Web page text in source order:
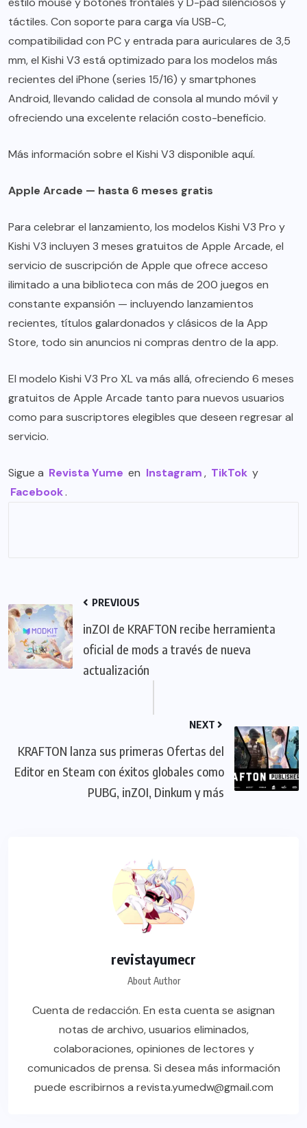
táctiles. Con soporte para carga vía USB-C,
compatibilidad con PC y entrada para auriculares de 3,5
mm, el Kishi V3 está optimizado para los modelos más
recientes del iPhone (series 15/16) y smartphones
Android, llevando calidad de consola al mundo móvil y
ofreciendo una excelente relación costo-beneficio.
Más información sobre el Kishi V3 disponible aquí.
Apple Arcade — hasta 6 meses gratis
Para celebrar el lanzamiento, los modelos Kishi V3 Pro y
Kishi V3 incluyen 3 meses gratuitos de Apple Arcade, el
servicio de suscripción de Apple que ofrece acceso
ilimitado a una biblioteca con más de 200 juegos en
constante expansión — incluyendo lanzamientos
recientes, títulos galardonados y clásicos de la App
Store, todo sin anuncios ni compras dentro de la app.
El modelo Kishi V3 Pro XL va más allá, ofreciendo 6 meses
gratuitos de Apple Arcade tanto para nuevos usuarios
como para suscriptores elegibles que deseen regresar al
servicio.
Sigue a Revista Yume en Instagram, TikTok y
Facebook.
PREVIOUS
inZOI de KRAFTON recibe herramienta
oficial de mods a través de nueva
actualización
NEXT
KRAFTON lanza sus primeras Ofertas del
Editor en Steam con éxitos globales como
PUBG, inZOI, Dinkum y más
revistayumecr
About Author
Cuenta de redacción. En esta cuenta se asignan
notas de archivo, usuarios eliminados,
colaboraciones, opiniones de lectores y
comunicados de prensa. Si desea más información
puede escribirnos a revista.yumedw@gmail.com